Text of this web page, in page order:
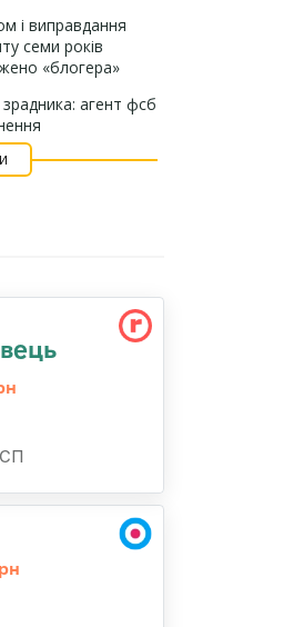
і виправдання
семи років
«блогера»
агент фсб